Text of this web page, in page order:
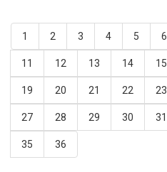
1 2 3 4 5 6
11 12 13 14 15
19 20 21 22 23
27 28 29 30 31
35 36